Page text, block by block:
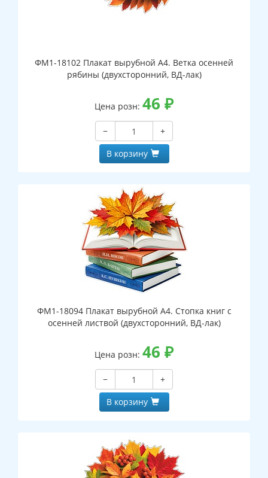
ФМ1-18102 Плакат вырубной А4. Ветка осенней
рябины (двухсторонний, ВД-лак)
Цена розн: 46 ₽
−
+
В корзину
ФМ1-18094 Плакат вырубной А4. Стопка книг с
осенней листвой (двухсторонний, ВД-лак)
Цена розн: 46 ₽
−
+
В корзину